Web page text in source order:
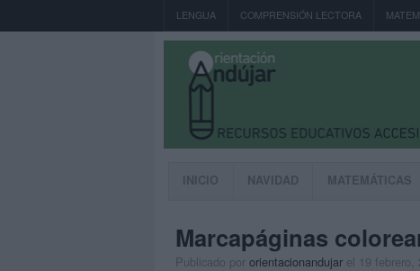
LENGUA COMPRENSIÓN LECTORA
INICIO NAVIDAD MATEMÁTICAS
Marcapáginas
Publicado por orientacionandujar el 19 febrero,